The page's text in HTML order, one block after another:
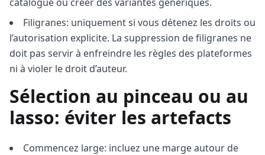
Filigranes: uniquement si vous détenez les droits ou
l’autorisation explicite. La suppression de filigranes ne
doit pas servir à enfreindre les règles des plateformes
ni à violer le droit d’auteur.
Sélection au pinceau ou au
lasso: éviter les artefacts
Commencez large: incluez une marge autour de